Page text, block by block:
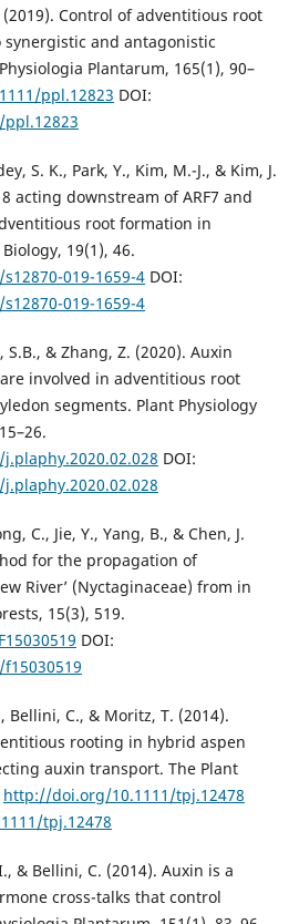
(2019). Control of adventitious root
and antagonistic
Plantarum, 165(1), 90–
ppl.12823 DOI:
S. K., Park, Y., Kim, M.-J., & Kim, J.
acting downstream of ARF7 and
root formation in
19(1), 46.
019-1659-4DOI:
019-1659-4
S.B., & Zhang, Z. (2020). Auxin
involved in adventitious root
segments. Plant Physiology
DOI:
C., Jie, Y., Yang, B., & Chen, J.
for the propagation of
River’ (Nyctaginaceae) from in
15(3), 519.
DOI:
Bellini, C., & Moritz, T. (2014).
rooting in hybrid aspen
auxin transport. The Plant
http://doi.org/10.1111/tpj.12478
tpj.12478
& Bellini, C. (2014). Auxin is a
cross-talks that control